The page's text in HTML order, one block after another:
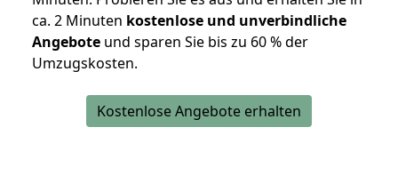
ca. 2 Minuten kostenlose und unverbindliche
Angebote und sparen Sie bis zu 60 % der
Umzugskosten.
Kostenlose Angebote erhalten